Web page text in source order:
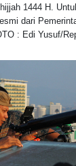
1444 H.
dari
: Edi Yusuf/